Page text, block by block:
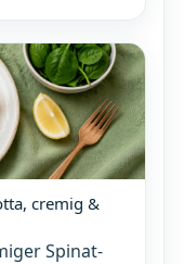
cremig &
Spinat-